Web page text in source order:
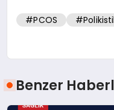
#PCOS
Benzer